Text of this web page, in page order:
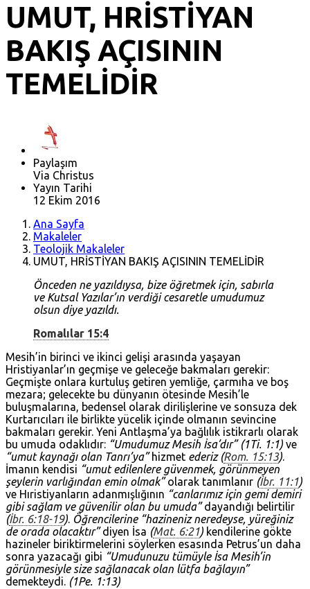
UMUT, HRİSTİYAN
BAKIŞ AÇISININ
TEMELİDİR
Paylaşım
Via Christus
Yayın Tarihi
12 Ekim 2016
Ana Sayfa
Makaleler
Teolojik Makaleler
UMUT, HRİSTİYAN BAKIŞ AÇISININ TEMELİDİR
Önceden ne yazıldıysa, bize öğretmek için, sabırla
ve Kutsal Yazılar’ın verdiği cesaretle umudumuz
olsun diye yazıldı.
Romalılar 15:4
Mesih’in birinci ve ikinci gelişi arasında yaşayan
Hristiyanlar’ın geçmişe ve geleceğe bakmaları gerekir:
Geçmişte onlara kurtuluş getiren yemliğe, çarmıha ve boş
mezara; gelecekte bu dünyanın ötesinde Mesih’le
buluşmalarına, bedensel olarak dirilişlerine ve sonsuza dek
Kurtarıcıları ile birlikte yücelik içinde olmanın sevincine
bakmaları gerekir. Yeni Antlaşma’ya bağlılık istikrarlı olarak
bu umuda odaklıdır: “Umudumuz Mesih İsa’dır” (1Ti. 1:1) ve
“umut kaynağı olan Tanrı’ya”hizmet ederiz (Rom. 15:13).
İmanın kendisi “umut edilenlere güvenmek, görünmeyen
şeylerin varlığından emin olmak”olarak tanımlanır (İbr. 11:1)
ve Hıristiyanların adanmışlığının “canlarımız için gemi demiri
gibi sağlam ve güvenilir olan bu umuda”dayandığı belirtilir
(İbr. 6:18-19). Öğrencilerine “hazineniz neredeyse, yüreğiniz
de orada olacaktır”diyen İsa (Mat. 6:21) kendilerine gökte
hazineler biriktirmelerini söylerken esasında Petrus’un daha
sonra yazacağı gibi “Umudunuzu tümüyle İsa Mesih’in
görünmesiyle size sağlanacak olan lütfa bağlayın”
demekteydi. (1Pe. 1:13)